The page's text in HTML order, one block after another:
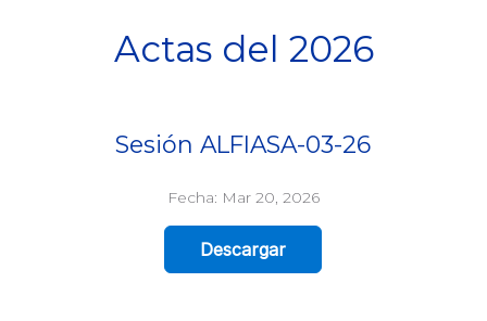
Actas del 2026
Sesión ALFIASA-03-26
Fecha: Mar 20, 2026
Descargar